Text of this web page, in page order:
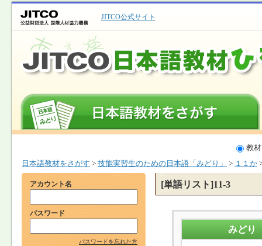
JITCO公式サイト
教
日本語教材をさがす > 技能実習生のための日本語「みどり」 > １１か
アカウント名
パスワード
パスワードを忘れた方
[単語リスト]11-3
みどり